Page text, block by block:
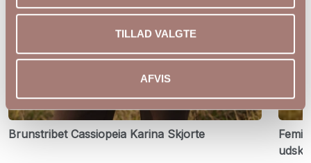
TILLAD VALGTE
AFVIS
Brunstribet Cassiopeia Karina Skjorte